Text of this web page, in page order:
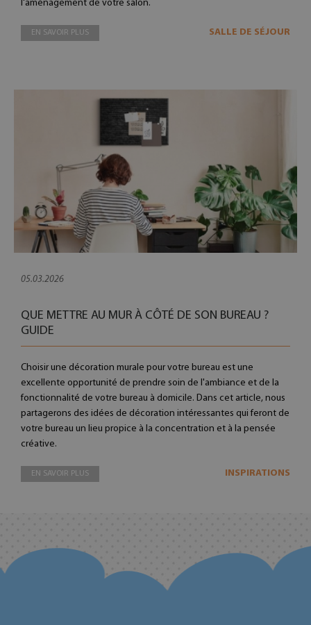
l'aménagement de votre salon.
EN SAVOIR PLUS SALLE DE SÉJOUR
05.03.2026
QUE METTRE AU MUR À CÔTÉ DE SON BUREAU ?
GUIDE
Choisir une décoration murale pour votre bureau est une
excellente opportunité de prendre soin de l'ambiance et de la
fonctionnalité de votre bureau à domicile. Dans cet article, nous
partagerons des idées de décoration intéressantes qui feront de
votre bureau un lieu propice à la concentration et à la pensée
créative.
EN SAVOIR PLUS INSPIRATIONS